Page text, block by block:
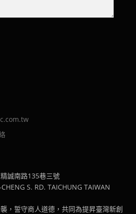
誠南路135巷三號
S. RD. TAICHUNG TAIWAN
，誓守商人道德，共同為提昇臺灣新創